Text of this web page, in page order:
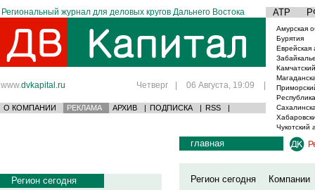
Региональный журнал для деловых кругов Дальнего Востока АТР
www.dvkapital.ru Четверг | 06 Августа, 19:09 |
О КОМПАНИИ РЕКЛАМА АРХИВ | ПОДПИСКА | RSS |
Амурская
Бурятия
Еврейская
Чукотский
Регион сегодня
главная
Регион сегодня
Компании